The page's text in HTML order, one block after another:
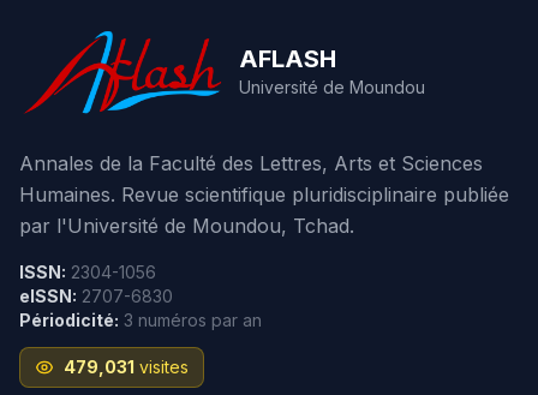
AFLASH
Université de Moundou
Annales de la Faculté des Lettres, Arts et Sciences
Humaines. Revue scientifique pluridisciplinaire publiée
par l'Université de Moundou, Tchad.
ISSN: 2304-1056
eISSN: 2707-6830
Périodicité: 3 numéros par an
479,031 visites